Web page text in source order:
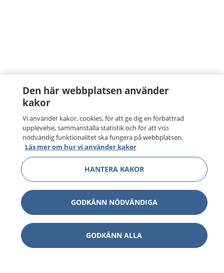
Den här webbplatsen använder
kakor
Vi använder kakor, cookies, för att ge dig en förbättrad
upplevelse, sammanställa statistik och för att viss
nödvändig funktionalitet ska fungera på webbplatsen.
Läs mer om hur vi använder kakor
HANTERA KAKOR
GODKÄNN NÖDVÄNDIGA
GODKÄNN ALLA